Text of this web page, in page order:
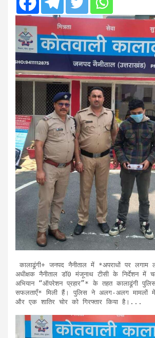
अधीक्षक नैनीताल डॉ0 मंजूनाथ टीसी के निर्देशन में
अभियान “ऑपरेशन प्रहार”* के तहत कालाढूंगी
सफलताएँ* मिली हैं। पुलिस ने अलग-अलग मामलों
और एक शातिर चोर को गिरफ्तार किया है।...